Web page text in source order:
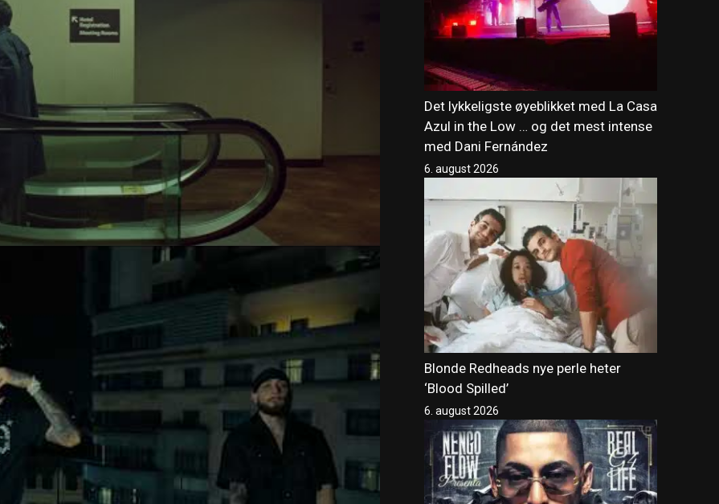
Det lykkeligste øyeblikket med La Casa
Azul in the Low … og det mest intense
med Dani Fernández
6. august 2026
Blonde Redheads nye perle heter
‘Blood Spilled’
6. august 2026